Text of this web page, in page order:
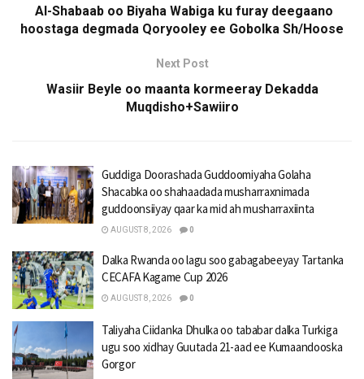
Al-Shabaab oo Biyaha Wabiga ku furay deegaano
hoostaga degmada Qoryooley ee Gobolka Sh/Hoose
Next Post
Wasiir Beyle oo maanta kormeeray Dekadda
Muqdisho+Sawiiro
Guddiga Doorashada Guddoomiyaha Golaha
Shacabka oo shahaadada musharraxnimada
guddoonsiiyay qaar ka mid ah musharraxiinta
AUGUST 8, 2026 0
Dalka Rwanda oo lagu soo gabagabeeyay Tartanka
CECAFA Kagame Cup 2026
AUGUST 8, 2026 0
Taliyaha Ciidanka Dhulka oo tababar dalka Turkiga
ugu soo xidhay Guutada 21-aad ee Kumaandooska
Gorgor